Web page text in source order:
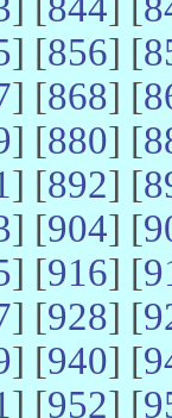
] [856] [
] [868] [
] [880] [
] [892] [
] [904] [
] [916] [
] [928] [
] [940] [
] [952] [